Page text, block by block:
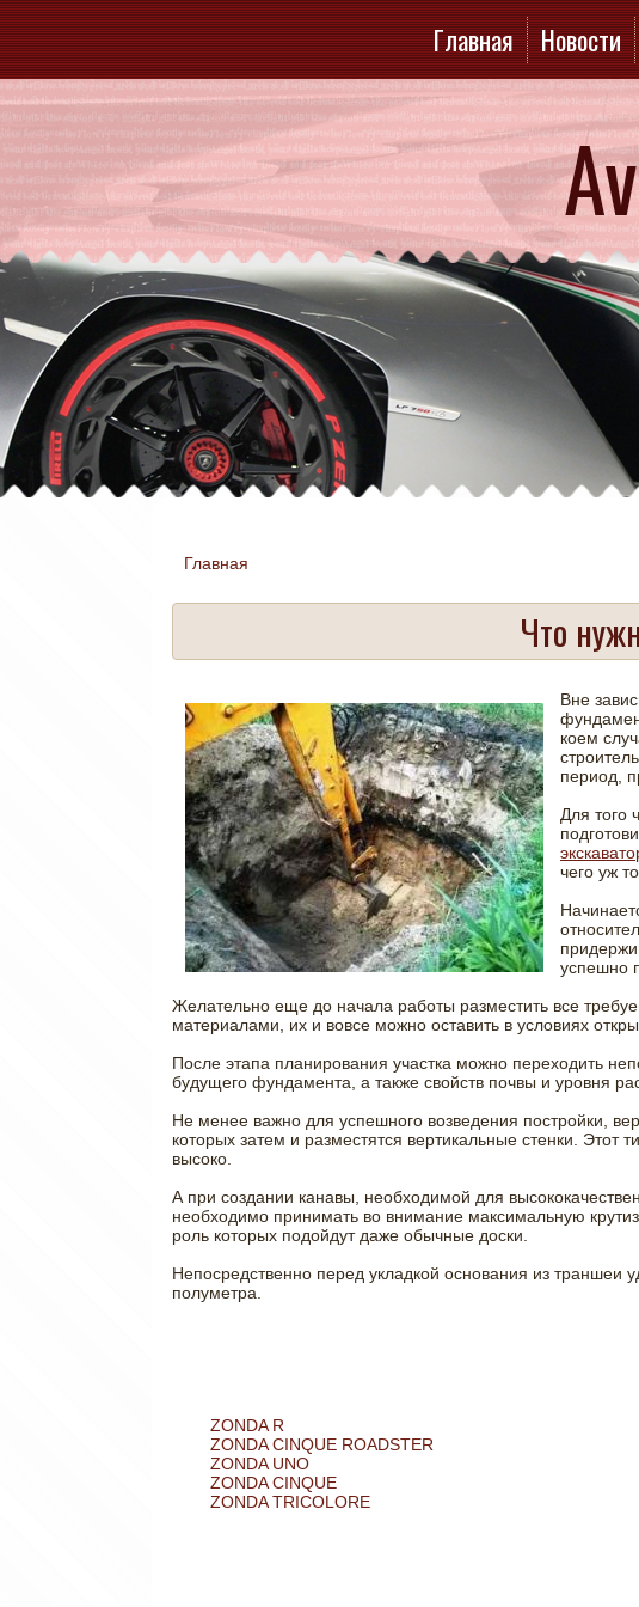
Главная Новости
Вы здесь
Главная
Что
Вне
коем
период,
Для того
чего уж
успешно
Желательно еще до начала работы разместить все
материалами, их и вовсе можно оставить в условиях
После этапа планирования участка можно переходить
будущего фундамента, а также свойств почвы и уровня
Не менее важно для успешного возведения постройки,
которых затем и разместятся вертикальные стенки.
высоко.
А при создании канавы, необходимой для
необходимо принимать во внимание максимальную
роль которых подойдут даже обычные доски.
Непосредственно перед укладкой основания из траншеи
полуметра.
ZONDA R
ZONDA CINQUE ROADSTER
ZONDA UNO
ZONDA CINQUE
ZONDA TRICOLORE